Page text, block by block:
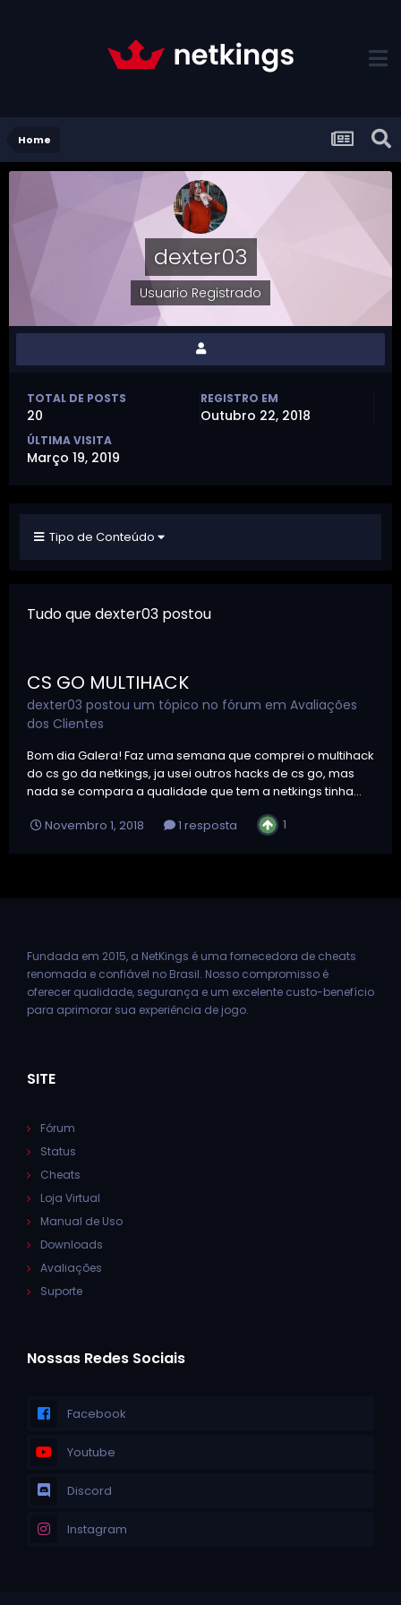
Home
dexter03
Usuario Registrado
TOTAL DE POSTS
20
REGISTRO EM
Outubro 22, 2018
ÚLTIMA VISITA
Março 19, 2019
Tipo de Conteúdo
Tudo que dexter03 postou
CS GO MULTIHACK
dexter03 postou um tópico no fórum em Avaliações
dos Clientes
Bom dia Galera! Faz uma semana que comprei o multihack
do cs go da netkings, ja usei outros hacks de cs go, mas
nada se compara a qualidade que tem a netkings tinha...
Novembro 1, 2018
1 resposta 1
Fundada em 2015, a NetKings é uma fornecedora de cheats
renomada e confiável no Brasil. Nosso compromisso é
oferecer qualidade, segurança e um excelente custo-benefício
para aprimorar sua experiência de jogo.
SITE
Fórum
Status
Cheats
Loja Virtual
Manual de Uso
Downloads
Avaliações
Suporte
Nossas Redes Sociais
Facebook
Youtube
Discord
Instagram